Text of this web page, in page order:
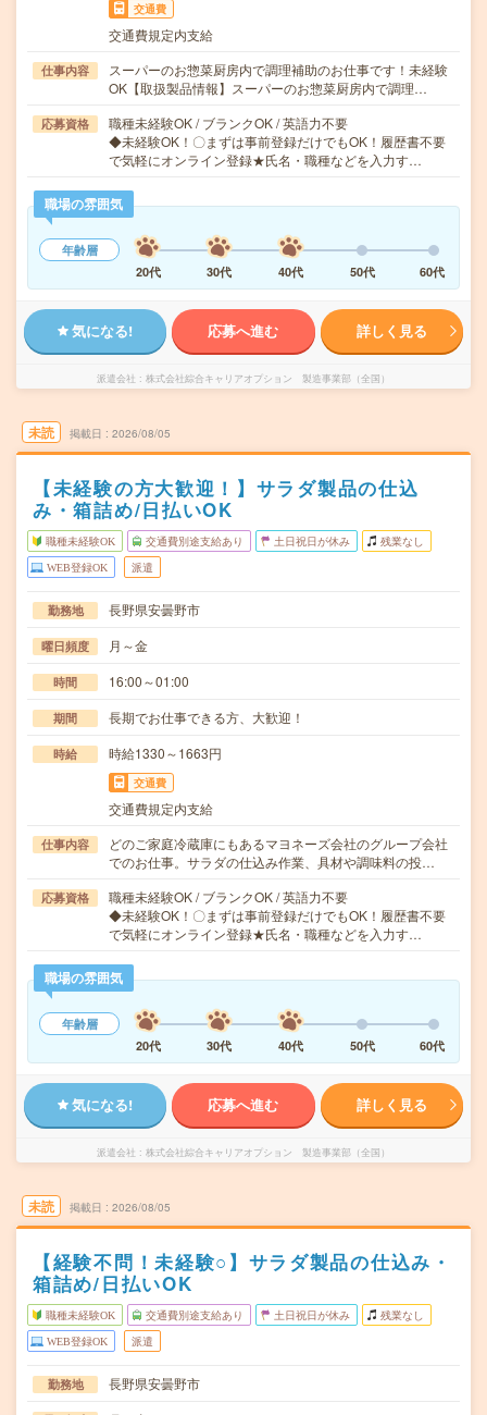
交通費
交通費規定内支給
仕事内容
スーパーのお惣菜厨房内で調理補助のお仕事です！未経験
OK【取扱製品情報】スーパーのお惣菜厨房内で調理…
応募資格
職種未経験OK / ブランクOK / 英語力不要
◆未経験OK！〇まずは事前登録だけでもOK！履歴書不要
で気軽にオンライン登録★氏名・職種などを入力す…
職場の雰囲気
年齢層
20代
30代 40代 50代 60代
気になる! 応募へ進む 詳しく見る
派遣会社 株式会社綜合キャリアオプション 製造事業部（全国）
未読 掲載日 2026/08/05
【未経験の方大歓迎！】サラダ製品の仕込
み・箱詰め/日払いOK
職種未経験OK 交通費別途支給あり 土日祝日が休み 残業なし
WEB登録OK 派遣
勤務地 長野県安曇野市
曜日頻度 月～金
時間 16:00～01:00
期間 長期でお仕事できる方、大歓迎！
時給 時給1330～1663円
交通費
交通費規定内支給
仕事内容
どのご家庭冷蔵庫にもあるマヨネーズ会社のグループ会社
でのお仕事。サラダの仕込み作業、具材や調味料の投…
応募資格
職種未経験OK / ブランクOK / 英語力不要
◆未経験OK！〇まずは事前登録だけでもOK！履歴書不要
で気軽にオンライン登録★氏名・職種などを入力す…
職場の雰囲気
年齢層
20代
30代 40代 50代 60代
気になる! 応募へ進む 詳しく見る
派遣会社 株式会社綜合キャリアオプション 製造事業部（全国）
未読 掲載日 2026/08/05
【経験不問！未経験○】サラダ製品の仕込み・
箱詰め/日払いOK
職種未経験OK 交通費別途支給あり 土日祝日が休み 残業なし
WEB登録OK 派遣
勤務地 長野県安曇野市